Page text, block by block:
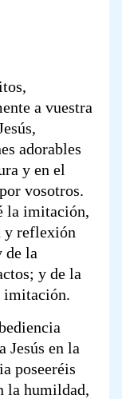
a vuestra
adorables
y en el
vosotros.
la imitación,
y reflexión
de la
y de la
imitación.
Jesús en la
poseeréis
la humildad,